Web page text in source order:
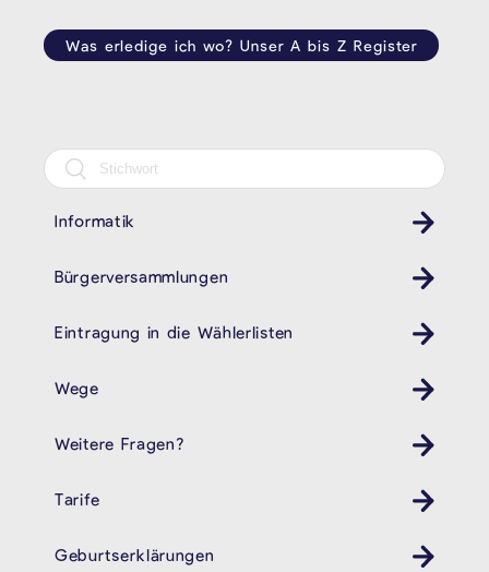
Was erledige ich wo? Unser A bis Z Register
Informatik
Bürgerversammlungen
Eintragung in die Wählerlisten
Wege
Weitere Fragen?
Tarife
Geburtserklärungen